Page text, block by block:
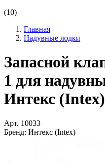
(10)
Главная
Надувные лодки
Запасной
1 для
Интекс (Intex)
Арт. 10033
Бренд: Интекс (Intex)